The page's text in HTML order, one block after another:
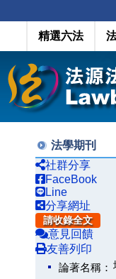
精選六法
法學期刊
社群分享
FaceBook
Line
分享網址
請收錄全文
意見回饋
友善列印
論著名稱：